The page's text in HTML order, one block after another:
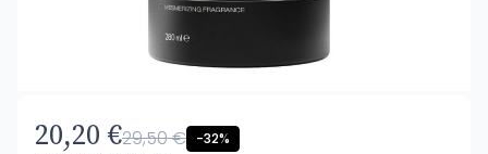
20,20 €29,50 € -32%